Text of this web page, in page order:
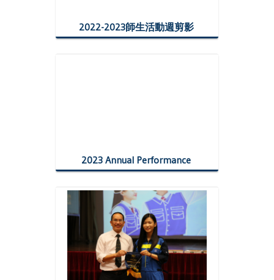
2022-2023師生活動週剪影
2023 Annual Performance